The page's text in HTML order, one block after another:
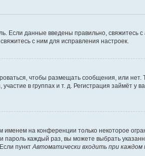
Если данные введены правильно, свяжитесь
с ним для исправления настроек.
чтобы размещать сообщения, или
в группах и т. д. Регистрация займёт у
именем на конференции только некоторое
пароль каждый раз, вы можете выбрать
пунктАвтоматически входить при каждом